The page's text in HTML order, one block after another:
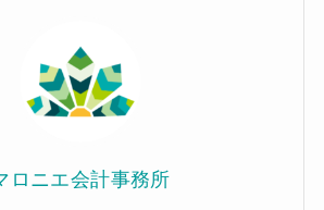
ロニエ会計事務所